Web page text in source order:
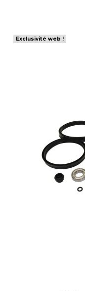
Exclusivité web !